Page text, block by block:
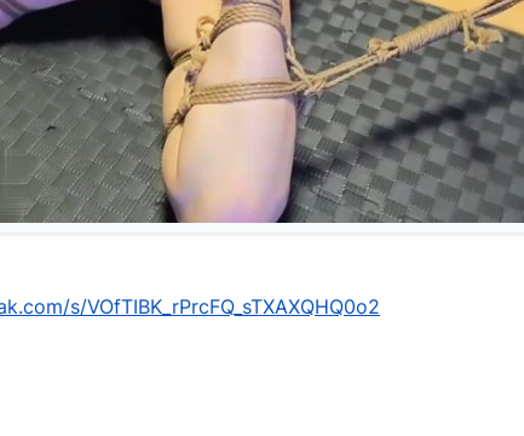
s/VOfTIBK_rPrcFQ_sTXAXQHQ0o2